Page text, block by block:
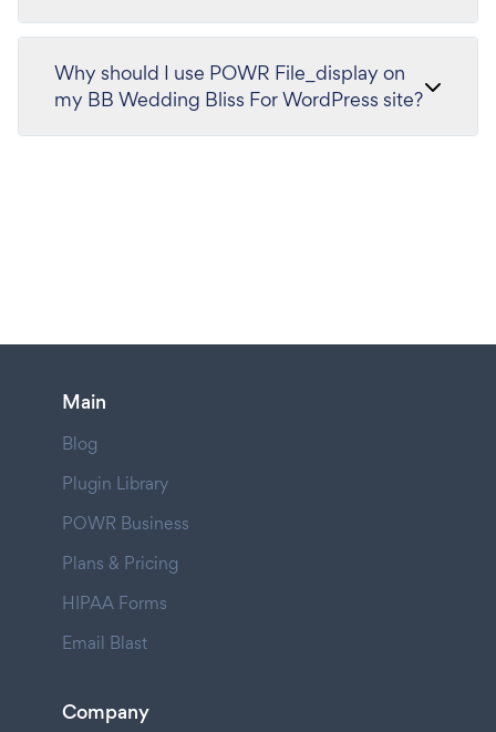
Why should I use POWR File_display on
my BB Wedding Bliss For WordPress site?
Main
Blog
Plugin Library
POWR Business
Plans & Pricing
HIPAA Forms
Email Blast
Company